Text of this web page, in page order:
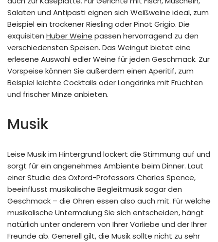
Salaten und Antipasti eignen sich Weißweine ideal, zum
Beispiel ein trockener Riesling oder Pinot Grigio. Die
exquisiten Huber Weine passen hervorragend zu den
verschiedensten Speisen. Das Weingut bietet eine
erlesene Auswahl edler Weine für jeden Geschmack. Zur
Vorspeise können Sie außerdem einen Aperitif, zum
Beispiel leichte Cocktails oder Longdrinks mit Früchten
und frischer Minze anbieten.
Musik
Leise Musik im Hintergrund lockert die Stimmung auf und
sorgt für ein angenehmes Ambiente beim Dinner. Laut
einer Studie des Oxford-Professors Charles Spence,
beeinflusst musikalische Begleitmusik sogar den
Geschmack – die Ohren essen also auch mit. Für welche
musikalische Untermalung Sie sich entscheiden, hängt
natürlich unter anderem von Ihrer Vorliebe und der Ihrer
Freunde ab. Generell gilt, die Musik sollte nicht zu sehr